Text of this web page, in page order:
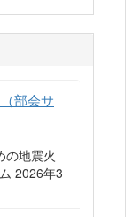
部会サ
の地震火
2026年3